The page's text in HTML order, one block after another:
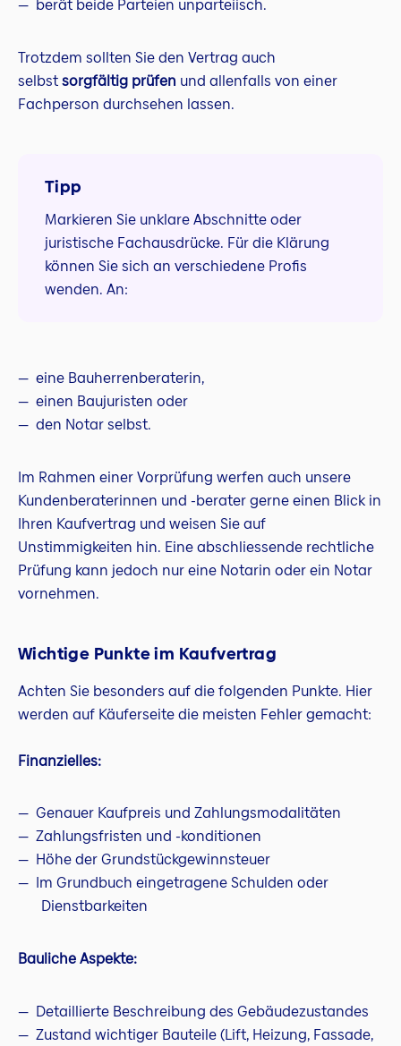
berät beide Parteien unparteiisch.
Trotzdem sollten Sie den Vertrag auch
selbstsorgfältig prüfen und allenfalls von einer
Fachperson durchsehen lassen.
Tipp
Markieren Sie unklare Abschnitte oder
juristische Fachausdrücke. Für die Klärung
können Sie sich an verschiedene Profis
wenden. An:
eine Bauherrenberaterin,
einen Baujuristen oder
den Notar selbst.
Im Rahmen einer Vorprüfung werfen auch unsere
Kundenberaterinnen und -berater gerne einen Blick in
Ihren Kaufvertrag und weisen Sie auf
Unstimmigkeiten hin. Eine abschliessende rechtliche
Prüfung kann jedoch nur eine Notarin oder ein Notar
vornehmen.
Wichtige Punkte im Kaufvertrag
Achten Sie besonders auf die folgenden Punkte. Hier
werden auf Käuferseite die meisten Fehler gemacht:
Finanzielles:
Genauer Kaufpreis und Zahlungsmodalitäten
Zahlungsfristen und -konditionen
Höhe der Grundstückgewinnsteuer
Im Grundbuch eingetragene Schulden oder
Dienstbarkeiten
Bauliche Aspekte:
Detaillierte Beschreibung des Gebäudezustandes
Zustand wichtiger Bauteile (Lift, Heizung, Fassade,